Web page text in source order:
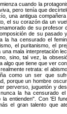
cuando la
pero tenía que
una antigua
el su corazón da un
de su profesor
de su pasado
la ha censurado el
el puritanismo, el
mala interpretación
sino, tal vez, la
algo que tiene que ver
retrata: el
como un ser que
porque un hombre
perverso, juguetón y
la ha censurado
entienden". Con 'El
el gran talento que